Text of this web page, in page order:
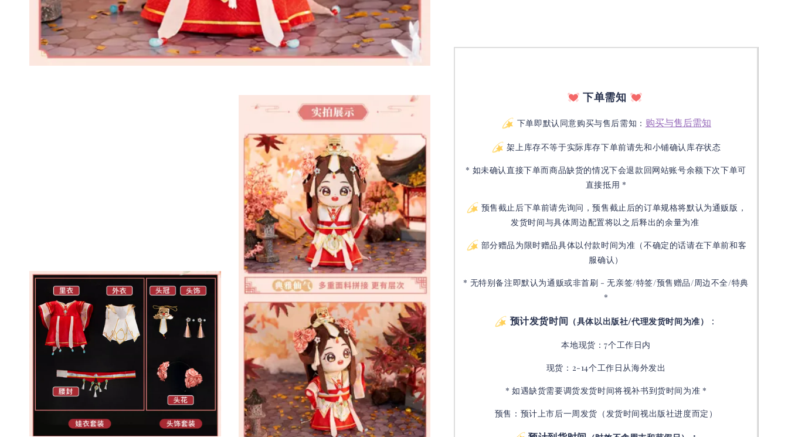
下单需知
下单即默认同意购买与售后需知： 购买与售后需知
架上库存不等于实际库存下单前请先和小铺确认库存状态
* 如未确认直接下单而商品缺货的情况下会退款回网站账号余额下次下单可
直接抵用 *
预售截止后下单前请先询问，预售截止后的订单规格将默认为通贩版，
发货时间与具体周边配置将以之后释出的余量为准
部分赠品为限时赠品具体以付款时间为准（不确定的话请在下单前和客
服确认）
* 无特别备注即默认为通贩或非首刷 - 无亲签/特签/预售赠品/周边不全/特典
*
预计发货时间 （具体以出版社/代理发货时间为准） ：
本地现货：7个工作日内
现货：2-14个工作日从海外发出
* 如遇缺货需要调货发货时间将视补书到货时间为准 *
预售：预计上市后一周发货（发货时间视出版社进度而定 ）